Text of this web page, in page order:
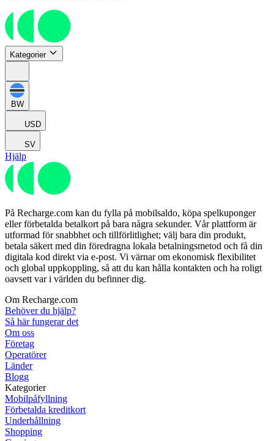
Kategorier
BW
USD
SV
Hjälp
På Recharge.com kan du fylla på mobilsaldo, köpa spelkuponger
eller förbetalda betalkort på bara några sekunder. Vår plattform är
utformad för snabbhet och tillförlitlighet; välj bara din produkt,
betala säkert med din föredragna lokala betalningsmetod och få din
digitala kod direkt via e-post. Vi värnar om ekonomisk flexibilitet
och global uppkoppling, så att du kan hålla kontakten och ha roligt
oavsett var i världen du befinner dig.
Om Recharge.com
Behöver du hjälp?
Så här fungerar det
Om oss
Företag
Operatörer
Länder
Blogg
Kategorier
Mobilpåfyllning
Förbetalda kreditkort
Underhållning
Shopping